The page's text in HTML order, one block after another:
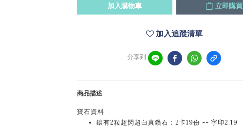
加入購物車 立即購買
加入追蹤清單
分享到
商品描述
寶石資料
鑲有2粒超閃超白真鑽石：2卡19份 -- 字印2.19